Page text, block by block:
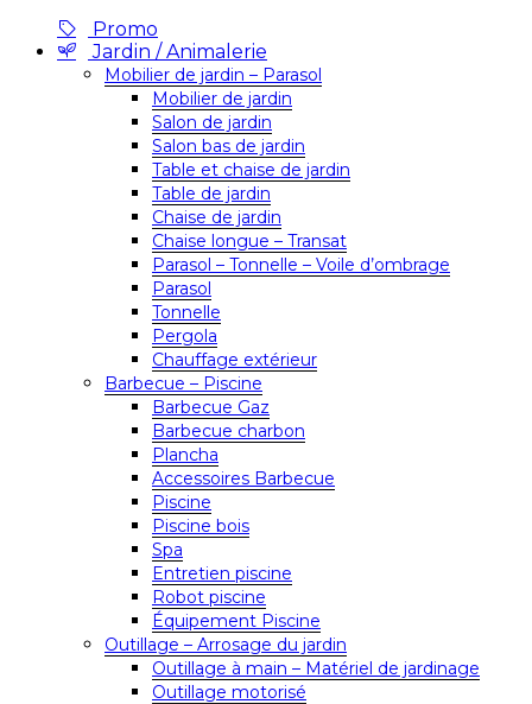
Promo
Jardin / Animalerie
Mobilier de jardin – Parasol
Mobilier de jardin
Salon de jardin
Salon bas de jardin
Table et chaise de jardin
Table de jardin
Chaise de jardin
Chaise longue – Transat
Parasol – Tonnelle – Voile d’ombrage
Parasol
Tonnelle
Pergola
Chauffage extérieur
Barbecue – Piscine
Barbecue Gaz
Barbecue charbon
Plancha
Accessoires Barbecue
Piscine
Piscine bois
Spa
Entretien piscine
Robot piscine
Équipement Piscine
Outillage – Arrosage du jardin
Outillage à main – Matériel de jardinage
Outillage motorisé